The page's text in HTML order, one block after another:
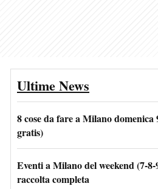
Ultime News
8 cose da fare a Milano domenica
gratis)
Eventi a Milano del weekend (7-
raccolta completa